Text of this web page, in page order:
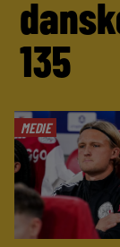
135
MEDIE